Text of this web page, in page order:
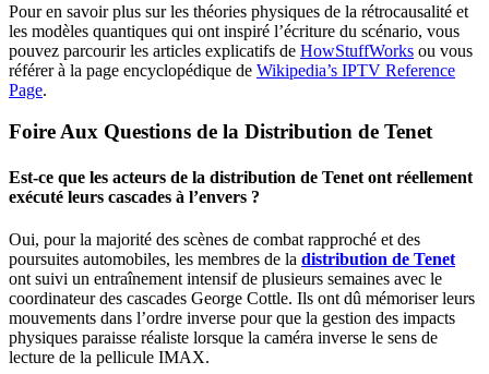
Pour en savoir plus sur les théories physiques de la rétrocausalité et
les modèles quantiques qui ont inspiré l’écriture du scénario, vous
pouvez parcourir les articles explicatifs de HowStuffWorks ou vous
référer à la page encyclopédique de Wikipedia’s IPTV Reference
Page.
Foire Aux Questions de la Distribution de Tenet
Est-ce que les acteurs de la distribution de Tenet ont réellement
exécuté leurs cascades à l’envers ?
Oui, pour la majorité des scènes de combat rapproché et des
poursuites automobiles, les membres de la distribution de Tenet
ont suivi un entraînement intensif de plusieurs semaines avec le
coordinateur des cascades George Cottle. Ils ont dû mémoriser leurs
mouvements dans l’ordre inverse pour que la gestion des impacts
physiques paraisse réaliste lorsque la caméra inverse le sens de
lecture de la pellicule IMAX.